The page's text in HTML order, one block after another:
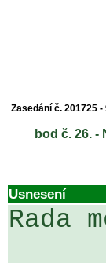
Zasedání č. 201725
bod č. 26.
Usnesení
Rada